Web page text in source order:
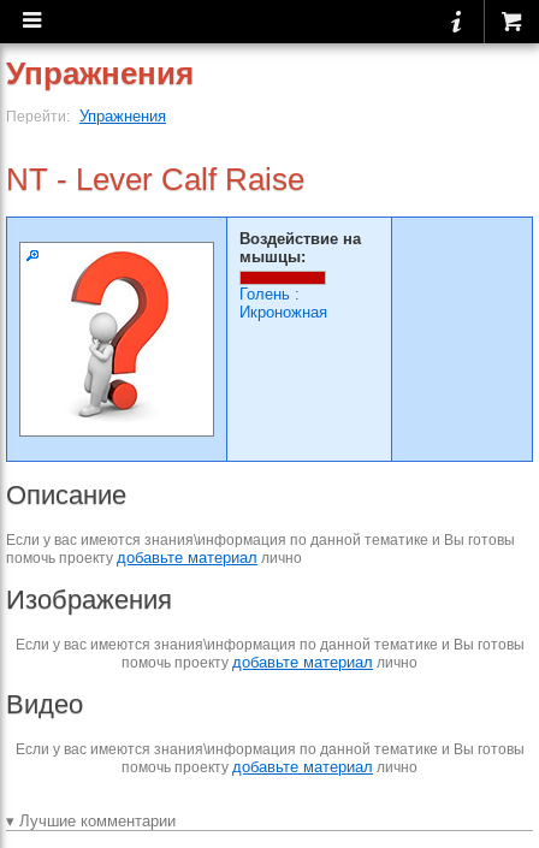
Упражнения
Перейти: Упражнения
NT - Lever Calf Raise
Воздействие на
мышцы:
Голень :
Икроножная
Описание
Если у вас имеются знания\информация по данной тематике и Вы готовы
помочь проекту добавьте материал лично
Изображения
Если у вас имеются знания\информация по данной тематике и Вы готовы
помочь проекту добавьте материал лично
Видео
Если у вас имеются знания\информация по данной тематике и Вы готовы
помочь проекту добавьте материал лично
▾ Лучшие комментарии